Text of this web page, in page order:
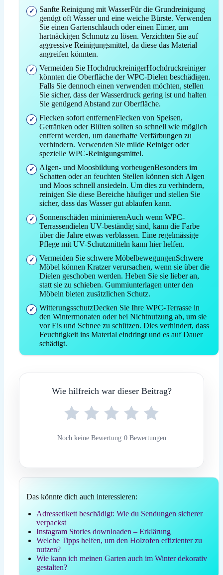
Sanfte Reinigung mit WasserFür die Grundreinigung
genügt oft Wasser und eine weiche Bürste. Verwenden
Sie einen Gartenschlauch oder einen Eimer, um
hartnäckigen Schmutz zu lösen. Verzichten Sie auf
aggressive Reinigungsmittel, da diese das Material
angreifen könnten.
Vermeiden Sie HochdruckreinigerHochdruckreiniger
könnten die Oberfläche der WPC-Dielen beschädigen.
Falls Sie dennoch einen verwenden möchten, stellen
Sie sicher, dass der Wasserdruck gering ist und halten
Sie genügend Abstand zur Oberfläche.
Flecken sofort entfernenFlecken von Speisen,
Getränken oder Blüten sollten so schnell wie möglich
entfernt werden, um dauerhafte Verfärbungen zu
verhindern. Verwenden Sie milde Reiniger oder
spezielle WPC-Reinigungsmittel.
Algen- und Moosbildung vorbeugenBesonders im
Schatten oder an feuchten Stellen können sich Algen
und Moos schnell ansiedeln. Um dies zu verhindern,
reinigen Sie diese Bereiche häufiger und stellen Sie
sicher, dass das Wasser gut ablaufen kann.
Sonnenschäden minimierenAuch wenn WPC-
Terrassendielen UV-beständig sind, kann die Farbe
über die Jahre etwas verblassen. Eine regelmässige
Pflege mit UV-Schutzmitteln kann hier helfen.
Vermeiden Sie schwere MöbelbewegungenSchwere
Möbel können Kratzer verursachen, wenn sie über die
Dielen geschoben werden. Heben Sie sie lieber an,
statt sie zu schieben. Gummiunterlagen unter den
Möbeln bieten zusätzlichen Schutz.
WitterungsschutzDecken Sie Ihre WPC-Terrasse in
den Wintermonaten oder bei Nichtnutzung ab, um sie
vor Eis und Schnee zu schützen. Dies verhindert, dass
Feuchtigkeit ins Material eindringt und es auf Dauer
schädigt.
Wie hilfreich war dieser Beitrag?
Noch keine Bewertung·0 Bewertungen
Das könnte dich auch interessieren:
Adressetikett beschädigt: Wie du Sendungen sicherer
verpackst
Instagram Stories downloaden – Erklärung
Welche Tipps helfen, um den Holzofen effizienter zu
nutzen?
Wie kann ich meinen Garten auch im Winter dekorativ
gestalten?